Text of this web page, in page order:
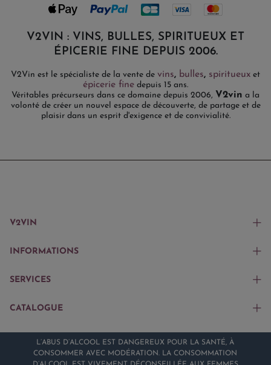
V2VIN : VINS, BULLES, SPIRITUEUX ET
ÉPICERIE FINE DEPUIS 2006.
V2Vin est le spécialiste de la vente de vins, bulles, spiritueux et
épicerie fine depuis 15 ans.
Véritables précurseurs dans ce domaine depuis 2006, V2vin a la
volonté de créer un nouvel espace de découverte, de partage et de
plaisir dans un esprit d'exigence et de convivialité.
V2VIN
INFORMATIONS
SERVICES
CATALOGUE
L’ABUS D’ALCOOL EST DANGEREUX POUR LA SANTÉ, À
CONSOMMER AVEC MODÉRATION. LA CONSOMMATION